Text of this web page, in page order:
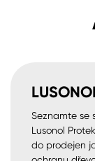
Seznamte se
Lusonol
do prodejen